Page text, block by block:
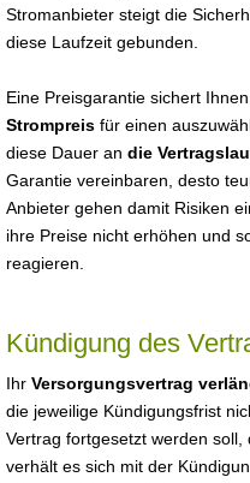
Stromanbieter steigt die
diese Laufzeit gebunden.
Eine Preisgarantie sichert
Strompreis für einen
diese Dauer an die
Garantie vereinbaren, desto
Anbieter gehen damit Risiken
ihre Preise nicht erhöhen und
reagieren.
Kündigung des
Ihr Versorgungsvertrag
die jeweilige Kündigungsfrist
Vertrag fortgesetzt werden
verhält es sich mit der